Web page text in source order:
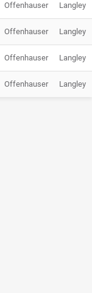
Offenhauser Langley
Offenhauser Langley
Offenhauser Langley
Offenhauser Langley